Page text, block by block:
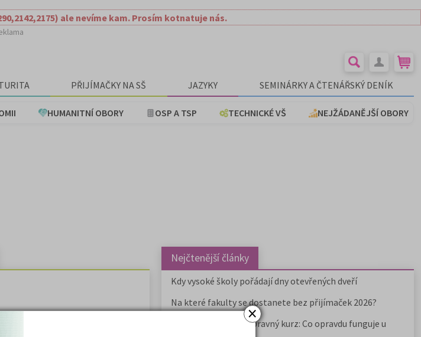
ale nevíme kam. Prosím kotnatuje nás.
×
PŘIJÍMAČKY NA SŠ JAZYKY SEMINÁRKY A ČTENÁŘSKÝ DENÍK
HUMANITNÍ OBORY OSP A TSP TECHNICKÉ VŠ NEJŽÁDANĚJŠÍ OBORY
Nejčtenější články
Kdy vysoké školy pořádají dny otevřených dveří
Na které fakulty se dostanete bez přijímaček 2026?
Samostudium vs. přípravný kurz: Co opravdu funguje u